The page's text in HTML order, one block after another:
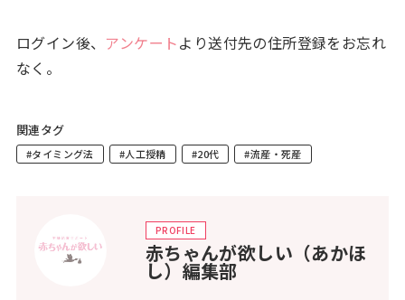
ログイン後、 アンケートより送付先の住所登録をお忘れ
なく。
関連タグ
#タイミング法 #人工授精 #20代 #流産・死産
PROFILE
赤ちゃんが欲しい（あかほ
し）編集部